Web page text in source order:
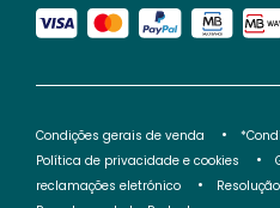
Condições gerais de venda
Política de privacidade e cookies
reclamações eletrónico